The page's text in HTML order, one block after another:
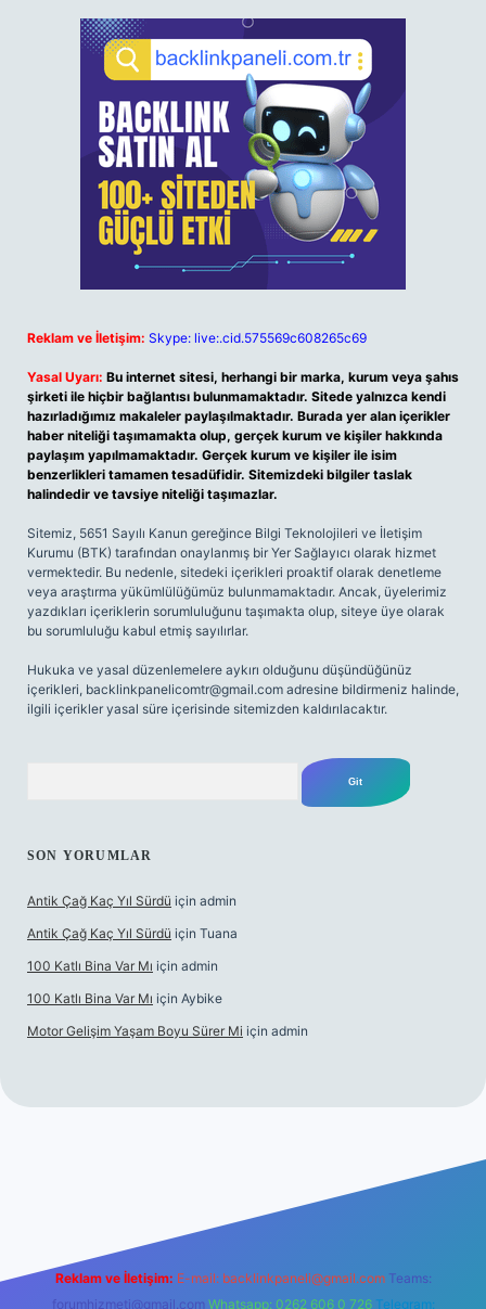
Reklam ve İletişim: Skype: live:.cid.575569c608265c69
Yasal Uyarı: Bu internet sitesi, herhangi bir marka, kurum veya şahıs
şirketi ile hiçbir bağlantısı bulunmamaktadır. Sitede yalnızca kendi
hazırladığımız makaleler paylaşılmaktadır. Burada yer alan içerikler
haber niteliği taşımamakta olup, gerçek kurum ve kişiler hakkında
paylaşım yapılmamaktadır. Gerçek kurum ve kişiler ile isim
benzerlikleri tamamen tesadüfidir. Sitemizdeki bilgiler taslak
halindedir ve tavsiye niteliği taşımazlar.
Sitemiz, 5651 Sayılı Kanun gereğince Bilgi Teknolojileri ve İletişim
Kurumu (BTK) tarafından onaylanmış bir Yer Sağlayıcı olarak hizmet
vermektedir. Bu nedenle, sitedeki içerikleri proaktif olarak denetleme
veya araştırma yükümlülüğümüz bulunmamaktadır. Ancak, üyelerimiz
yazdıkları içeriklerin sorumluluğunu taşımakta olup, siteye üye olarak
bu sorumluluğu kabul etmiş sayılırlar.
Hukuka ve yasal düzenlemelere aykırı olduğunu düşündüğünüz
içerikleri, backlinkpanelicomtr@gmail.com adresine bildirmeniz halinde,
ilgili içerikler yasal süre içerisinde sitemizden kaldırılacaktır.
SON YORUMLAR
Antik Çağ Kaç Yıl Sürdü için admin
Antik Çağ Kaç Yıl Sürdü için Tuana
100 Katlı Bina Var Mı için admin
100 Katlı Bina Var Mı için Aybike
Motor Gelişim Yaşam Boyu Sürer Mi için admin
Reklam ve İletişim: E-mail: backlinkpaneli@gmail.com Teams:
forumhizmeti@gmail.com Whatsapp: 0262 606 0 726 Telegram: